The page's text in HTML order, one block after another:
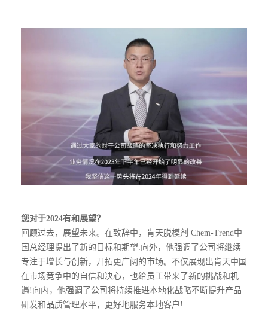
您对于2024有和展望？
回顾过去，展望未来。在致辞中，肯天脱模剂 Chem-Trend中
国总经理提出了新的目标和期望:向外，他强调了公司将继续
专注于增长与创新，开拓更广阔的市场。不仅展现出肯天中国
在市场竞争中的自信和决心，也给员工带来了新的挑战和机
遇!向内，他强调了公司将持续推进本地化战略不断提升产品
研发和品质管理水平，更好地服务本地客户!